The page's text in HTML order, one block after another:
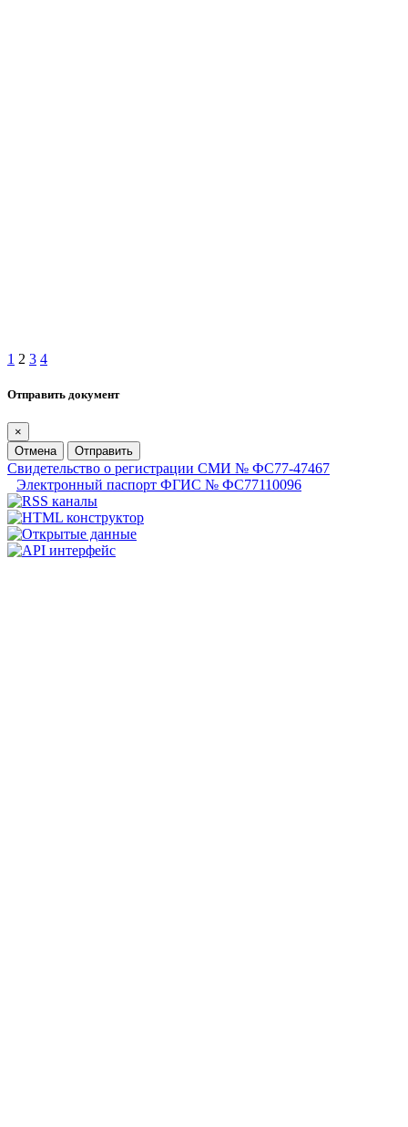
1 2 3 4
Отправить документ
×
Отмена
Отправить
Свидетельство о регистрации СМИ № ФС77-47467
Электронный паспорт ФГИС № ФС77110096